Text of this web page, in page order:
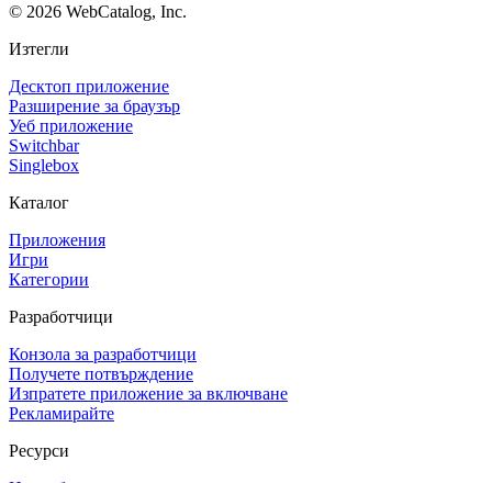
© 2026 WebCatalog, Inc.
Изтегли
Десктоп приложение
Разширение за браузър
Уеб приложение
Switchbar
Singlebox
Каталог
Приложения
Игри
Категории
Разработчици
Конзола за разработчици
Получете потвърждение
Изпратете приложение за включване
Рекламирайте
Ресурси